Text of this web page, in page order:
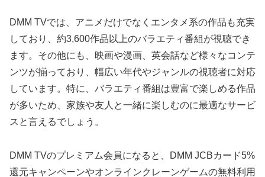
DMM TVでは、アニメだけでなくエンタメ系の作品も充実
しており、約3,600作品以上のバラエティ番組が視聴でき
ます。その他にも、映画や漫画、英会話など様々なコンテ
ンツが揃っており、幅広い年代やジャンルの視聴者に対応
しています。特に、バラエティ番組は豊富で楽しめる作品
が多いため、家族や友人と一緒に楽しむのに最適なサービ
スと言えるでしょう。
DMM TVのプレミアム会員になると、DMM JCBカード5%
還元キャンペーンやオンラインクレーンゲームの無料利用